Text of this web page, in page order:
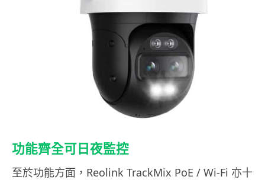
功能齊全可日夜監控
至於功能方面，Reolink TrackMix PoE / Wi-Fi 亦十